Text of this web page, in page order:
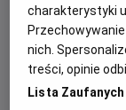
Każde
KONKURS!
charakterystyki
nich.
treści, opinie
Lista